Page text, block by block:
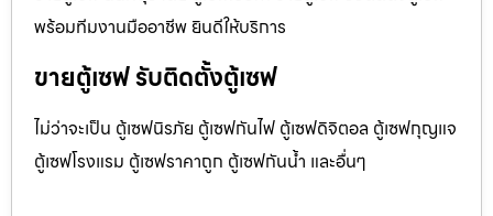
พร้อมทีมงานมืออาชีพ ยินดีให้บริการ
ขายตู้เซฟ รับติดตั้งตู้เซฟ
ไม่ว่าจะเป็น ตู้เซฟนิรภัย ตู้เซฟกันไฟ ตู้เซฟดิจิตอล ตู้เซฟกุญแจ
ตู้เซฟโรงแรม ตู้เซฟราคาถูก ตู้เซฟกันน้ำ และอื่นๆ